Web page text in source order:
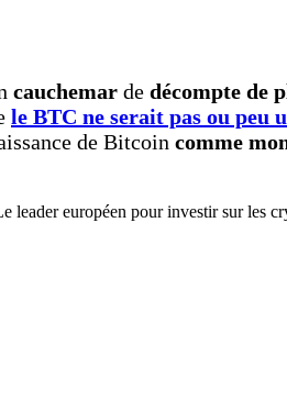
cauchemar de décompte de
le BTC ne serait pas ou peu
de Bitcoin comme
leader européen pour investir sur les